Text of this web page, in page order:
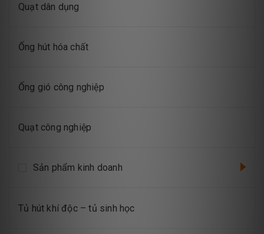
Quạt dân dụng
Ống hút hóa chất
Ống gió công nghiệp
Quạt công nghiệp
Sản phẩm kinh doanh
Tủ hút khí độc – tủ sinh học